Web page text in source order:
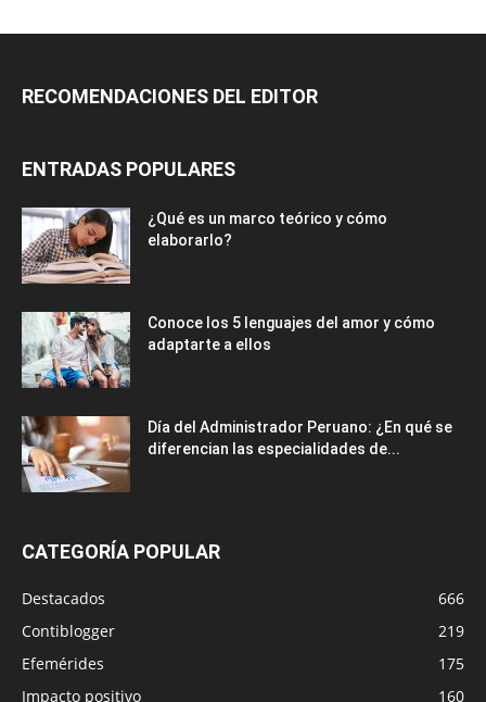
RECOMENDACIONES DEL EDITOR
ENTRADAS POPULARES
¿Qué es un marco teórico y cómo
elaborarlo?
Conoce los 5 lenguajes del amor y cómo
adaptarte a ellos
Día del Administrador Peruano: ¿En qué se
diferencian las especialidades de...
CATEGORÍA POPULAR
Destacados
666
Contiblogger
219
Efemérides
175
Impacto positivo
160